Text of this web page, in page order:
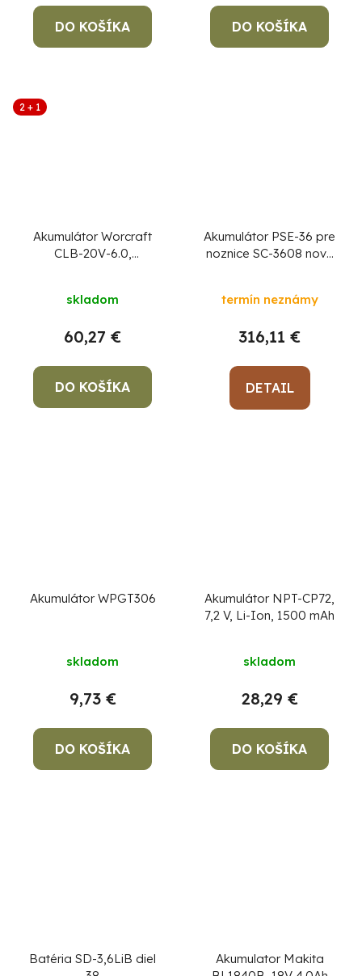
DO KOŠÍKA DO KOŠÍKA
2 + 1
Akumulátor Worcraft
CLB-20V-6.0,
hodnotenie
je
5,0
z
5
skladom
60,27 €
DO KOŠÍKA
Akumulátor PSE-36 pre
noznice SC-3608 novy
termín neznámy
316,11 €
DETAIL
Akumulátor WPGT306
skladom
9,73 €
DO KOŠÍKA
Akumulátor NPT-CP72,
7,2 V, Li-Ion, 1500 mAh
skladom
28,29 €
DO KOŠÍKA
Batéria SD-3,6LiB diel
Akumulator Makita